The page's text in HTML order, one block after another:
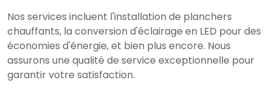
Nos services incluent l'installation de planchers
chauffants, la conversion d'éclairage en LED pour des
économies d'énergie, et bien plus encore. Nous
assurons une qualité de service exceptionnelle pour
garantir votre satisfaction.